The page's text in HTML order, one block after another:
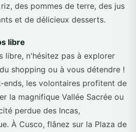
des pommes de terre, des jus
et de délicieux desserts.
libre
libre, n'hésitez pas à explorer
shopping ou à vous détendre !
ends, les volontaires profitent de
la magnifique Vallée Sacrée ou
perdue des Incas,
À Cusco, flânez sur la Plaza de